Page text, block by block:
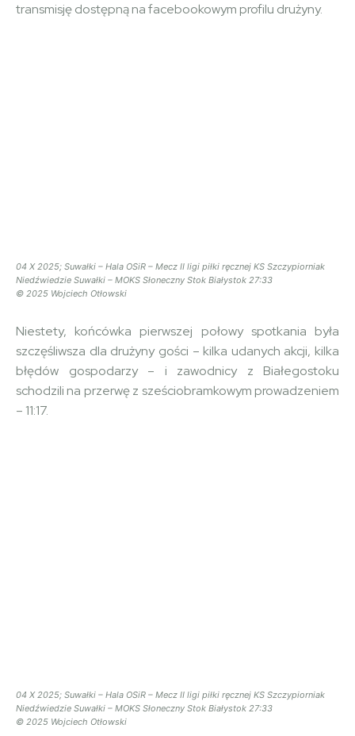
transmisję dostępną na facebookowym profilu drużyny.
04 X 2025; Suwałki – Hala OSiR – Mecz II ligi piłki ręcznej KS Szczypiorniak
Niedźwiedzie Suwałki – MOKS Słoneczny Stok Białystok 27:33
© 2025 Wojciech Otłowski
Niestety, końcówka pierwszej połowy spotkania była
szczęśliwsza dla drużyny gości – kilka udanych akcji, kilka
błędów gospodarzy – i zawodnicy z Białegostoku
schodzili na przerwę z sześciobramkowym prowadzeniem
– 11:17.
04 X 2025; Suwałki – Hala OSiR – Mecz II ligi piłki ręcznej KS Szczypiorniak
Niedźwiedzie Suwałki – MOKS Słoneczny Stok Białystok 27:33
© 2025 Wojciech Otłowski